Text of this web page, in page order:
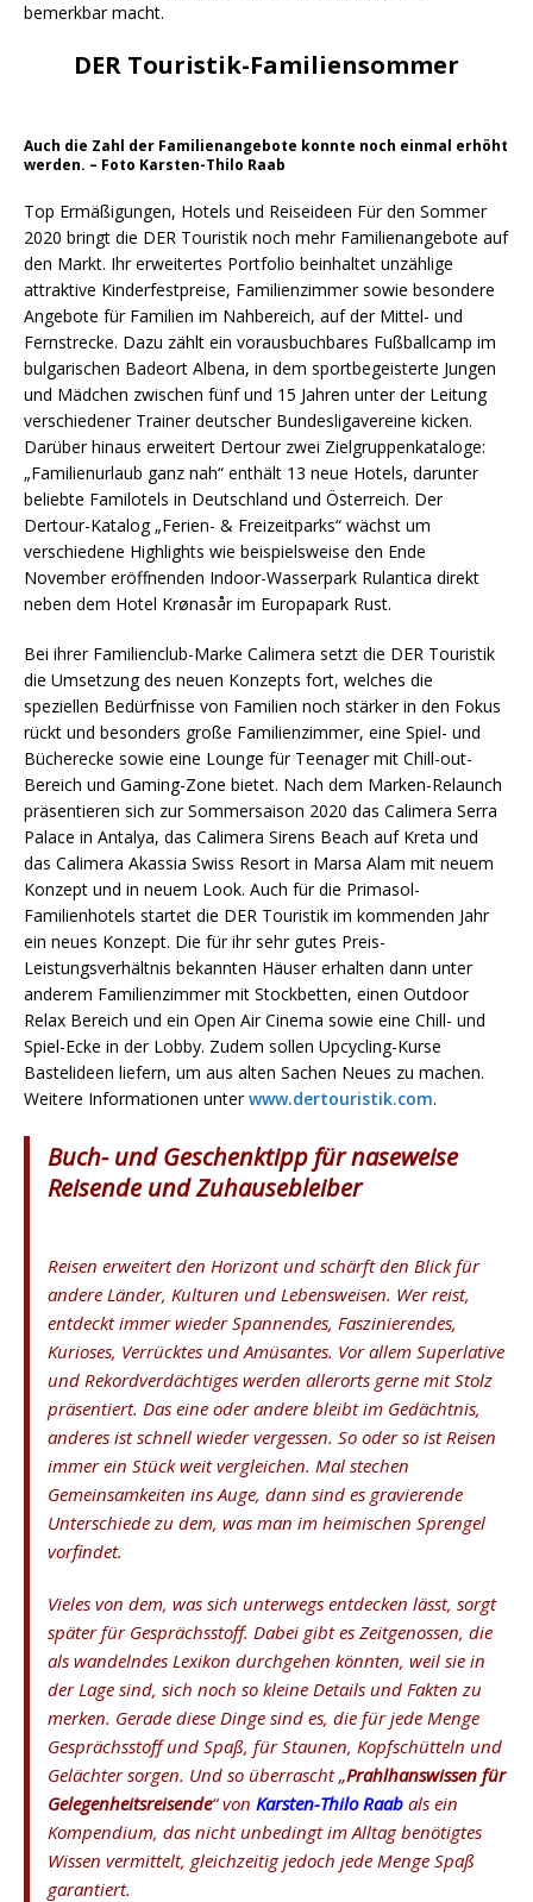
bemerkbar macht.
DER Touristik-Familiensommer
Auch die Zahl der Familienangebote konnte noch einmal erhöht
werden. – Foto Karsten-Thilo Raab
Top Ermäßigungen, Hotels und Reiseideen Für den Sommer
2020 bringt die DER Touristik noch mehr Familienangebote auf
den Markt. Ihr erweitertes Portfolio beinhaltet unzählige
attraktive Kinderfestpreise, Familienzimmer sowie besondere
Angebote für Familien im Nahbereich, auf der Mittel- und
Fernstrecke. Dazu zählt ein vorausbuchbares Fußballcamp im
bulgarischen Badeort Albena, in dem sportbegeisterte Jungen
und Mädchen zwischen fünf und 15 Jahren unter der Leitung
verschiedener Trainer deutscher Bundesligavereine kicken.
Darüber hinaus erweitert Dertour zwei Zielgruppenkataloge:
„Familienurlaub ganz nah“ enthält 13 neue Hotels, darunter
beliebte Familotels in Deutschland und Österreich. Der
Dertour-Katalog „Ferien- & Freizeitparks“ wächst um
verschiedene Highlights wie beispielsweise den Ende
November eröffnenden Indoor-Wasserpark Rulantica direkt
neben dem Hotel Krønasår im Europapark Rust.
Bei ihrer Familienclub-Marke Calimera setzt die DER Touristik
die Umsetzung des neuen Konzepts fort, welches die
speziellen Bedürfnisse von Familien noch stärker in den Fokus
rückt und besonders große Familienzimmer, eine Spiel- und
Bücherecke sowie eine Lounge für Teenager mit Chill-out-
Bereich und Gaming-Zone bietet. Nach dem Marken-Relaunch
präsentieren sich zur Sommersaison 2020 das Calimera Serra
Palace in Antalya, das Calimera Sirens Beach auf Kreta und
das Calimera Akassia Swiss Resort in Marsa Alam mit neuem
Konzept und in neuem Look. Auch für die Primasol-
Familienhotels startet die DER Touristik im kommenden Jahr
ein neues Konzept. Die für ihr sehr gutes Preis-
Leistungsverhältnis bekannten Häuser erhalten dann unter
anderem Familienzimmer mit Stockbetten, einen Outdoor
Relax Bereich und ein Open Air Cinema sowie eine Chill- und
Spiel-Ecke in der Lobby. Zudem sollen Upcycling-Kurse
Bastelideen liefern, um aus alten Sachen Neues zu machen.
Weitere Informationen unterwww.dertouristik.com.
Buch- und Geschenktipp für naseweise
Reisende und Zuhausebleiber
Reisen erweitert den Horizont und schärft den Blick für
andere Länder, Kulturen und Lebensweisen. Wer reist,
entdeckt immer wieder Spannendes, Faszinierendes,
Kurioses, Verrücktes und Amüsantes. Vor allem Superlative
und Rekordverdächtiges werden allerorts gerne mit Stolz
präsentiert. Das eine oder andere bleibt im Gedächtnis,
anderes ist schnell wieder vergessen. So oder so ist Reisen
immer ein Stück weit vergleichen. Mal stechen
Gemeinsamkeiten ins Auge, dann sind es gravierende
Unterschiede zu dem, was man im heimischen Sprengel
vorfindet.
Vieles von dem, was sich unterwegs entdecken lässt, sorgt
später für Gesprächsstoff. Dabei gibt es Zeitgenossen, die
als wandelndes Lexikon durchgehen könnten, weil sie in
der Lage sind, sich noch so kleine Details und Fakten zu
merken. Gerade diese Dinge sind es, die für jede Menge
Gesprächsstoff und Spaß, für Staunen, Kopfschütteln und
Gelächter sorgen. Und so überrascht „Prahlhanswissen für
Gelegenheitsreisende“ von Karsten-Thilo Raab als ein
Kompendium, das nicht unbedingt im Alltag benötigtes
Wissen vermittelt, gleichzeitig jedoch jede Menge Spaß
garantiert.